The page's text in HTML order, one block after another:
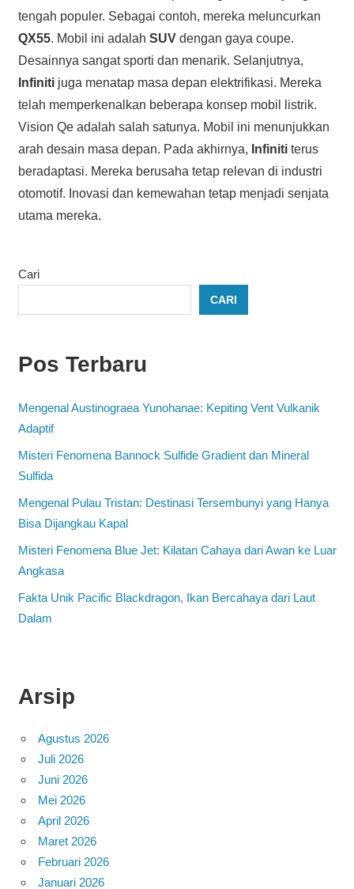
tengah populer. Sebagai contoh, mereka meluncurkan
QX55. Mobil ini adalah SUVdengan gaya coupe.
Desainnya sangat sporti dan menarik. Selanjutnya,
Infinitijuga menatap masa depan elektrifikasi. Mereka
telah memperkenalkan beberapa konsep mobil listrik.
Vision Qe adalah salah satunya. Mobil ini menunjukkan
arah desain masa depan. Pada akhirnya, Infinititerus
beradaptasi. Mereka berusaha tetap relevan di industri
otomotif. Inovasi dan kemewahan tetap menjadi senjata
utama mereka.
Cari
CARI
Pos Terbaru
Mengenal Austinograea Yunohanae: Kepiting Vent Vulkanik
Adaptif
Misteri Fenomena Bannock Sulfide Gradient dan Mineral
Sulfida
Mengenal Pulau Tristan: Destinasi Tersembunyi yang Hanya
Bisa Dijangkau Kapal
Misteri Fenomena Blue Jet: Kilatan Cahaya dari Awan ke Luar
Angkasa
Fakta Unik Pacific Blackdragon, Ikan Bercahaya dari Laut
Dalam
Arsip
Agustus 2026
Juli 2026
Juni 2026
Mei 2026
April 2026
Maret 2026
Februari 2026
Januari 2026